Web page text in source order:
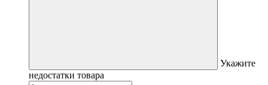
Укажите
недостатки товара